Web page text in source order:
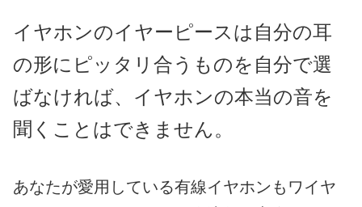
イヤホンのイヤーピースは自分の耳
の形にピッタリ合うものを自分で選
ばなければ、イヤホンの本当の音を
聞くことはできません。
あなたが愛用している有線イヤホンもワイヤ